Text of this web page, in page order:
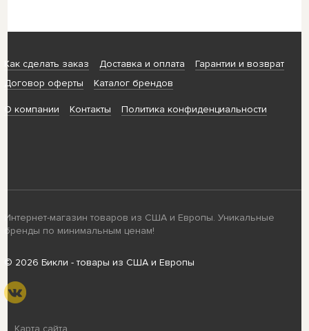
Как сделать заказ Доставка и оплата
Гарантии и возврат
Договор оферты
Каталог брендов
О компании Контакты Политика конфиденциальности
Интернет-магазин товаров из США и Европы. Уникальные
бренды по минимальным ценам!
© 2026 Бикли - товары из США и Европы
Карта сайта